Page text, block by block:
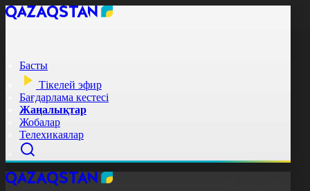
Басты
Тікелей эфир
Бағдарлама кестесі
Жаңалықтар
Жобалар
Телехикаялар